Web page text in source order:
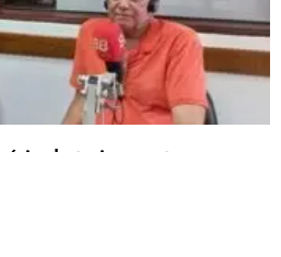
de treinamentos para o